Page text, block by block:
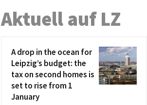
Aktuell auf LZ
A drop in the ocean for
Leipzig’s budget: the
tax on second homes is
set to rise from 1
January